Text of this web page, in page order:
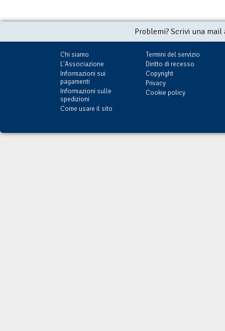
Problemi? Scrivi una
Chi siamo
L'Associazione
Informazioni sui
pagamenti
Informazioni sulle
spedizioni
Come usare il sito
Termini del servizio
Diritto di recesso
Copyright
Privacy
Cookie policy